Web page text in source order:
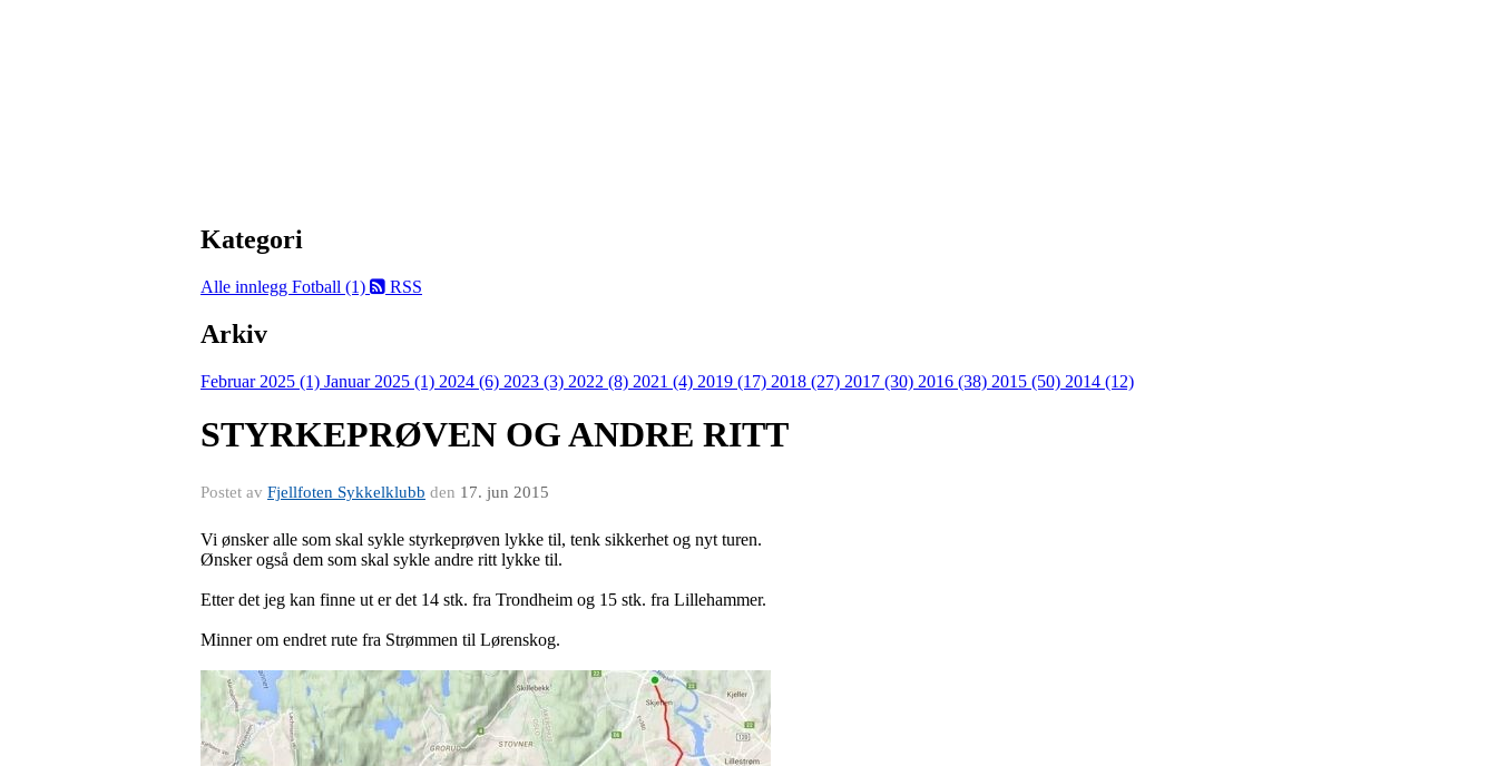
Kategori
Alle innlegg Fotball (1) RSS
Arkiv
Februar 2025 (1) Januar 2025 (1) 2024 (6) 2023 (3) 2022 (8) 2021 (4) 2019 (17) 2018 (27) 2017 (30) 2016 (38) 2015 (50) 2014 (12)
STYRKEPRØVEN OG ANDRE RITT
Postet av Fjellfoten Sykkelklubb den 17. jun 2015
Vi ønsker alle som skal sykle styrkeprøven lykke til, tenk sikkerhet og nyt turen.
Ønsker også dem som skal sykle andre ritt lykke til.
Etter det jeg kan finne ut er det 14 stk. fra Trondheim og 15 stk. fra Lillehammer.
Minner om endret rute fra Strømmen til Lørenskog.